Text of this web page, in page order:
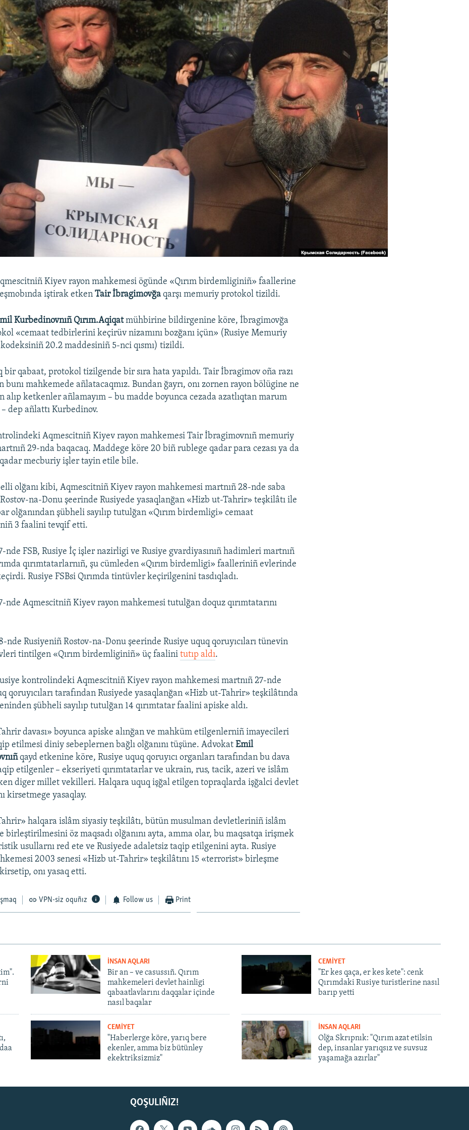
Kiyev rayon mahkemesi ögünde «Qırım birdemliginiñ» faallerine
iştirak etkenTair İbragimovğa qarşı memuriy protokol tizildi.
Kurbedinovnıñ Qırım.Aqiqatmühbirine bildirgenine köre, İbragimovğa
«cemaat tedbirlerini keçirüv nizamını bozğanı içün» (Rusiye Memuriy
20.2 maddesiniñ 5-nci qısmı) tizildi.
bir qabaat, protokol tizilgende bir sıra hata yapıldı. Tair İbragimov oña razı
bunı mahkemede añlatacaqmız. Bundan ğayrı, onı zornen rayon bölügine ne
alıp ketkenler añlamayım – bu madde boyunca cezada azatlıqtan marum
dep añlattı Kurbedinov.
Aqmescitniñ Kiyev rayon mahkemesi Tair İbragimovnıñ memuriy
29-nda baqacaq. Maddege köre 20 biñ rublege qadar para cezası ya da
mecburiy işler tayin etile bile.
olğanı kibi, Aqmescitniñ Kiyev rayon mahkemesi martnıñ 28-nde saba
na-Donu şeerinde Rusiyede yasaqlanğan «Hizb ut-Tahrir» teşkilâtı ile
olğanından şübheli sayılıp tutulğan «Qırım birdemligi» cemaat
3 faalini tevqif etti.
nde FSB, Rusiye İç işler nazirligi ve Rusiye gvardiyasınıñ hadimleri martnıñ
qırımtatarlarnıñ, şu cümleden «Qırım birdemligi» faalleriniñ evlerinde
Rusiye FSBsi Qırımda tintüvler keçirilgenini tasdıqladı.
nde Aqmescitniñ Kiyev rayon mahkemesi tutulğan doquz qırımtatarını
nde Rusiyeniñ Rostov-na-Donu şeerinde Rusiye uquq qoruyıcıları tünevin
tintilgen «Qırım birdemliginiñ» üç faalinitutıp aldı.
kontrolindeki Aqmescitniñ Kiyev rayon mahkemesi martnıñ 27-nde
qoruyıcıları tarafından Rusiyede yasaqlanğan «Hizb ut-Tahrir» teşkilâtında
şübheli sayılıp tutulğan 14 qırımtatar faalini apiske aldı.
davası» boyunca apiske alınğan ve mahküm etilgenlerniñ imayecileri
etilmesi diniy sebeplernen bağlı olğanını tüşüne. AdvokatEmil
qayd etkenine köre, Rusiye uquq qoruyıcı organları tarafından bu dava
etilgenler – ekseriyeti qırımtatarlar ve ukrain, rus, tacik, azeri ve islâm
diger millet vekilleri. Halqara uquq işğal etilgen topraqlarda işğalci devlet
kirsetmege yasaqlay.
halqara islâm siyasiy teşkilâtı, bütün musulman devletleriniñ islâm
birleştirilmesini öz maqsadı olğanını ayta, amma olar, bu maqsatqa irişmek
usullarnı red ete ve Rusiyede adaletsiz taqip etilgenini ayta. Rusiye
2003 senesi «Hizb ut-Tahrir» teşkilâtını 15 «terrorist» birleşme
onı yasaq etti.
VPN-siz oquñız Follow us Print
İNSAN AQLARI
Bir an – ve casussıñ. Qırım
mahkemeleri devlet hainligi
qabaatlavlarını daqqalar içinde
nasıl baqalar
CEMİYET
"Er kes qaça, er kes kete": cenk
Qırımdaki Rusiye turistlerine nasıl
barıp yetti
CEMİYET
"Haberlerge köre, yarıq bere
ekenler, amma biz bütünley
ekektriksizmiz"
İNSAN AQLARI
Olğa Skrıpnık: "Qırım azat etilsin
dep, insanlar yarıqsız ve suvsuz
yaşamağa azırlar"
QOŞULIÑIZ!